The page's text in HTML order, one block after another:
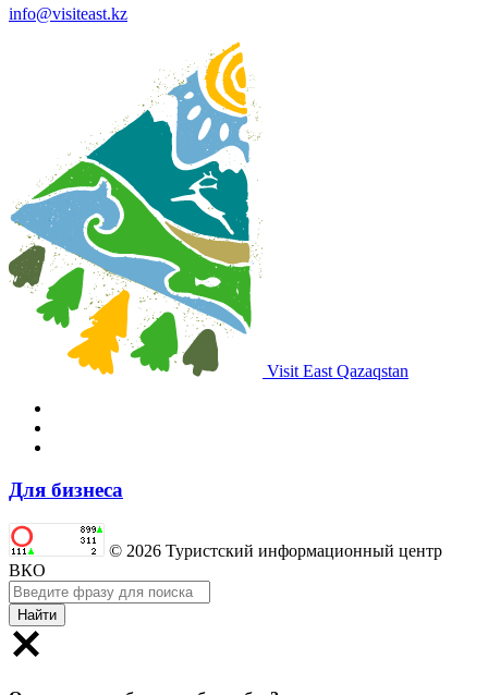
info@visiteast.kz
Visit East Qazaqstan
Для бизнеса
© 2026 Туристский информационный центр
ВКО
Найти